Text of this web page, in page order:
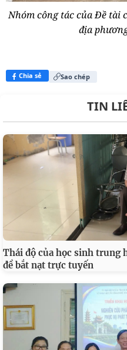
Nhóm công tác của Đề tài
địa
Chia sẻ Sao chép
TIN
Thái độ của học sinh trung
đề bắt nạt trực tuyến